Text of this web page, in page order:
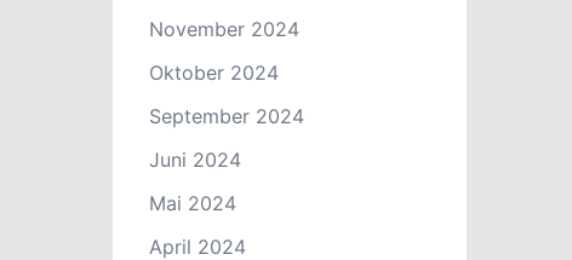
November 2024
Oktober 2024
September 2024
Juni 2024
Mai 2024
April 2024